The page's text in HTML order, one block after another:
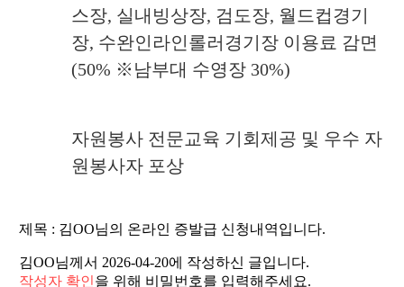
스장, 실내빙상장, 검도장, 월드컵경기
장, 수완인라인롤러경기장 이용료 감면
(50% ※남부대 수영장 30%)
자원봉사 전문교육 기회제공 및 우수 자
원봉사자 포상
제목 : 김OO님의 온라인 증발급 신청내역입니다.
김OO님께서 2026-04-20에 작성하신 글입니다.
작성자 확인 을 위해 비밀번호를 입력해주세요.